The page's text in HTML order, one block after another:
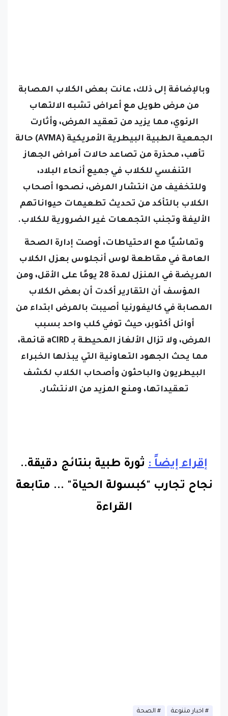
وبالإضافة إلى ذلك، عانت بعض الكلاب المصابة
من مرض طويل مع أعراض تشبه الالتهاب
الرئوي، مما يزيد من تعقيد المرض، وأثارت
الجمعية الطبية البيطرية الأمريكية (AVMA) حالة
تأهب، محذرة من تصاعد حالات أمراض الجهاز
التنفسي للكلاب في جميع أنحاء البلاد،
وللتخفيف من انتشار المرض، نصحوا أصحاب
الكلاب بالتأكد من تحديث تطعيمات حيواناتهم
الأليفة وتجنب التجمعات غير الضرورية للكلاب.
وتماشيًا مع الاحتياطات، أوصت إدارة الصحة
العامة في مقاطعة لوس أنجلوس بعزل الكلاب
المريضة في المنزل لمدة 28 يومًا على الأقل، ومن
المؤسف أن التقارير أكدت أن بعض الكلاب
المصابة في كاليفورنيا أصيبت بالمرض ابتداء من
أوائل أكتوبر، حيث توفي كلب واحد بسبب
المرض،
ولا تزال الألغاز المحيطة بـ aCIRD قائمة،
مما يحث الجهود التعاونية التي يبذلها الخبراء
البيطريون والباحثون وأصحاب الكلاب لكشف
تعقيداتها، ومنع المزيد من الانتشار.
إقراء إيضاً : ثورة طبية بنتائج دقيقة..
نجاح تجارب "كبسولة الحياة" ... متابعة
القراءة
اخبار متنوعة الصحة